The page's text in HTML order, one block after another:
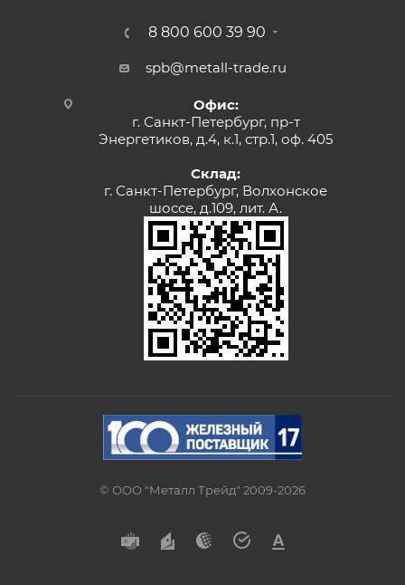
8 800 600 39 90
spb@metall-trade.ru
Офис:
г. Санкт-Петербург, пр-т
Энергетиков, д.4, к.1, стр.1, оф. 405
Склад:
г. Санкт-Петербург, Волхонское
шоссе, д.109, лит. А.
© ООО "Металл Трейд" 2009-2026